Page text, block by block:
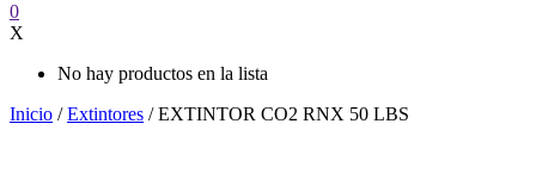
0
X
No hay productos en la lista
Inicio /Extintores / EXTINTOR CO2 RNX 50 LBS